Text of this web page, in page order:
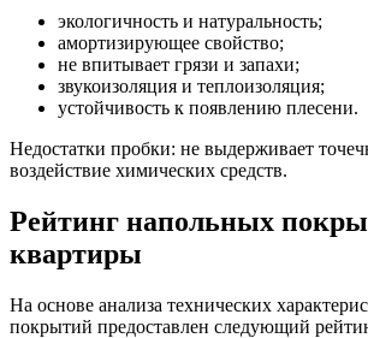
экологичность и натуральность;
амортизирующее свойство;
не впитывает грязи и запахи;
звукоизоляция и теплоизоляция;
устойчивость к появлению плесени.
Недостатки пробки: не выдерживает
воздействие химических средств.
Рейтинг напольных
квартиры
На основе анализа технических
покрытий предоставлен следующий